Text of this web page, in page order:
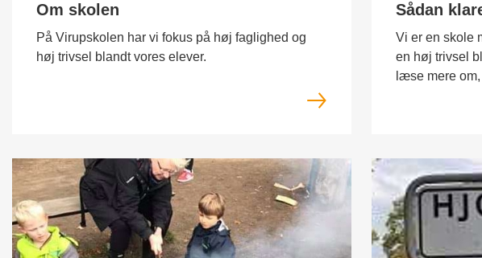
Om skolen
På Virupskolen har vi fokus på høj faglighed og
høj trivsel blandt vores elever.
Sådan
Vi er en skole
en høj trivsel
læse mere